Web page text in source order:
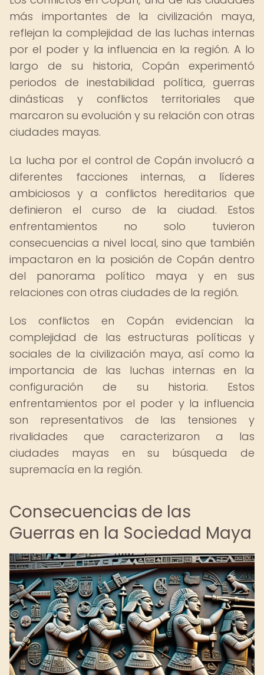
más importantes de la civilización maya,
reflejan la complejidad de las luchas internas
por el poder y la influencia en la región. A lo
largo de su historia, Copán experimentó
periodos de inestabilidad política, guerras
dinásticas y conflictos territoriales que
marcaron su evolución y su relación con otras
ciudades mayas.
La lucha por el control de Copán involucró a
diferentes facciones internas, a líderes
ambiciosos y a conflictos hereditarios que
definieron el curso de la ciudad. Estos
enfrentamientos no solo tuvieron
consecuencias a nivel local, sino que también
impactaron en la posición de Copán dentro
del panorama político maya y en sus
relaciones con otras ciudades de la región.
Los conflictos en Copán evidencian la
complejidad de las estructuras políticas y
sociales de la civilización maya, así como la
importancia de las luchas internas en la
configuración de su historia. Estos
enfrentamientos por el poder y la influencia
son representativos de las tensiones y
rivalidades que caracterizaron a las
ciudades mayas en su búsqueda de
supremacía en la región.
Consecuencias de las
Guerras en la Sociedad Maya